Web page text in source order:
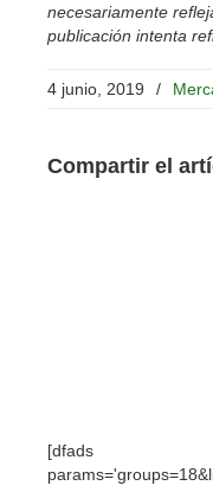
necesariamente
publicación intenta
4 junio, 2019 /
Compartir el
[dfads